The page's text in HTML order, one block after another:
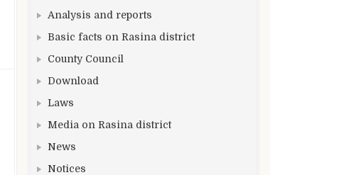
Analysis and reports
Basic facts on Rasina district
County Council
Download
Laws
Media on Rasina district
News
Notices